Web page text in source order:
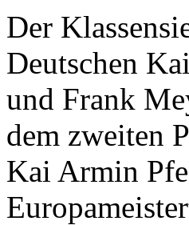
Der
Deutschen
und Frank
dem zweiten
Kai Armin